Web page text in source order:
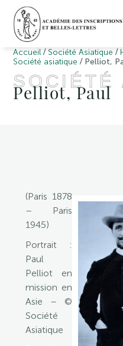
Accueil / Société Asiatique /
Société asiatique / Pelliot,
SOCIÉTÉ
Pelliot, Paul
(Paris 1878
– Paris
1945)
Portrait :
Paul
Pelliot en
mission en
Asie – ©
Société
Asiatique